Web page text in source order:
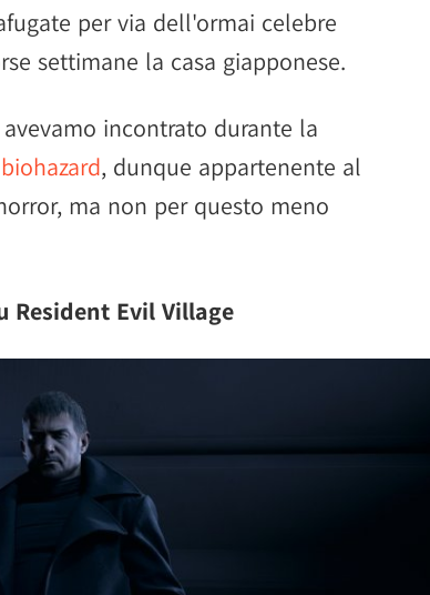
per via dell'ormai celebre
settimane la casa giapponese.
incontrato durante la
, dunque appartenente al
ma non per questo meno
Resident Evil Village